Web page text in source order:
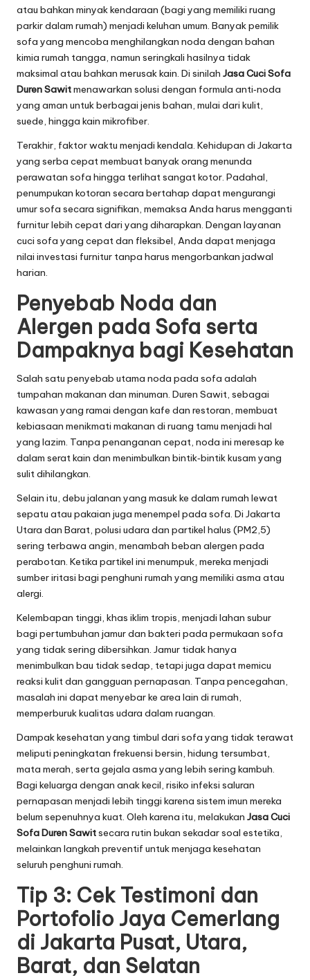
atau bahkan minyak kendaraan (bagi yang memiliki ruang
parkir dalam rumah) menjadi keluhan umum. Banyak pemilik
sofa yang mencoba menghilangkan noda dengan bahan
kimia rumah tangga, namun seringkali hasilnya tidak
maksimal atau bahkan merusak kain. Di sinilah Jasa Cuci Sofa
Duren Sawitmenawarkan solusi dengan formula anti‑noda
yang aman untuk berbagai jenis bahan, mulai dari kulit,
suede, hingga kain mikrofiber.
Terakhir, faktor waktu menjadi kendala. Kehidupan di Jakarta
yang serba cepat membuat banyak orang menunda
perawatan sofa hingga terlihat sangat kotor. Padahal,
penumpukan kotoran secara bertahap dapat mengurangi
umur sofa secara signifikan, memaksa Anda harus mengganti
furnitur lebih cepat dari yang diharapkan. Dengan layanan
cuci sofa yang cepat dan fleksibel, Anda dapat menjaga
nilai investasi furnitur tanpa harus mengorbankan jadwal
harian.
Penyebab Noda dan
Alergen pada Sofa serta
Dampaknya bagi Kesehatan
Salah satu penyebab utama noda pada sofa adalah
tumpahan makanan dan minuman. Duren Sawit, sebagai
kawasan yang ramai dengan kafe dan restoran, membuat
kebiasaan menikmati makanan di ruang tamu menjadi hal
yang lazim. Tanpa penanganan cepat, noda ini meresap ke
dalam serat kain dan menimbulkan bintik‑bintik kusam yang
sulit dihilangkan.
Selain itu, debu jalanan yang masuk ke dalam rumah lewat
sepatu atau pakaian juga menempel pada sofa. Di Jakarta
Utara dan Barat, polusi udara dan partikel halus (PM2,5)
sering terbawa angin, menambah beban alergen pada
perabotan. Ketika partikel ini menumpuk, mereka menjadi
sumber iritasi bagi penghuni rumah yang memiliki asma atau
alergi.
Kelembapan tinggi, khas iklim tropis, menjadi lahan subur
bagi pertumbuhan jamur dan bakteri pada permukaan sofa
yang tidak sering dibersihkan. Jamur tidak hanya
menimbulkan bau tidak sedap, tetapi juga dapat memicu
reaksi kulit dan gangguan pernapasan. Tanpa pencegahan,
masalah ini dapat menyebar ke area lain di rumah,
memperburuk kualitas udara dalam ruangan.
Dampak kesehatan yang timbul dari sofa yang tidak terawat
meliputi peningkatan frekuensi bersin, hidung tersumbat,
mata merah, serta gejala asma yang lebih sering kambuh.
Bagi keluarga dengan anak kecil, risiko infeksi saluran
pernapasan menjadi lebih tinggi karena sistem imun mereka
belum sepenuhnya kuat. Oleh karena itu, melakukan Jasa Cuci
Sofa Duren Sawitsecara rutin bukan sekadar soal estetika,
melainkan langkah preventif untuk menjaga kesehatan
seluruh penghuni rumah.
Tip 3: Cek Testimoni dan
Portofolio Jaya Cemerlang
di Jakarta Pusat, Utara,
Barat, dan Selatan